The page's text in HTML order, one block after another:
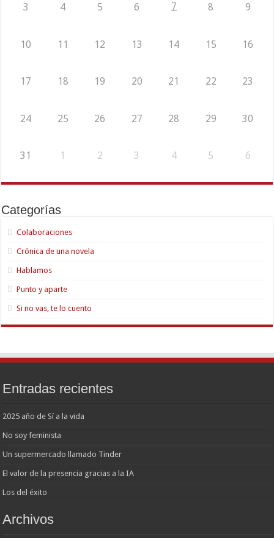
3 4 5 6 7 8 9
10 11 12 13 14 15 16
17 18 19 20 21 22 23
24 25 26 27 28 29 30
31 1 2 3 4 5 6
Categorías
Colaboraciones
Crónica de una novela
Hablamos
Punto y aparte
Si no vas, te lo cuento
Entradas recientes
2025 año de Sí a la vida
No soy feminista
Un supermercado llamado Tinder
El valor de la presencia gracias a la IA
Los del éxito
Archivos